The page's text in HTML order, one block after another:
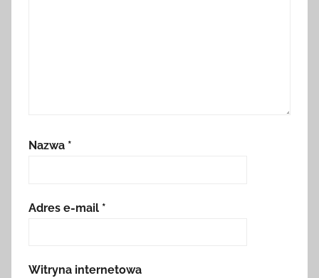
Nazwa *
Adres e-mail *
Witryna internetowa